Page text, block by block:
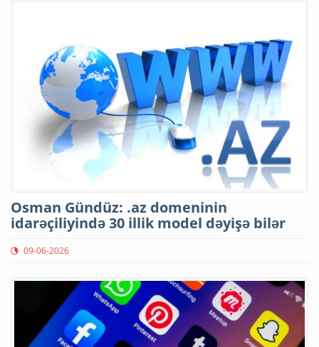
Osman Gündüz: .az domeninin
idarəçiliyində 30 illik model dəyişə bilər
09-06-2026